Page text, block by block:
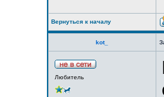
Вернуться к началу
kot_
Любитель